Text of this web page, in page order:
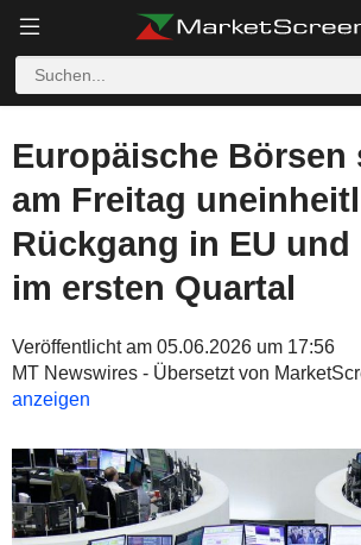
Europäische Börsen
am Freitag
Rückgang in EU und
im ersten Quartal
Veröffentlicht am 05.06.2026 um 17:56
MT Newswires - Übersetzt von
anzeigen